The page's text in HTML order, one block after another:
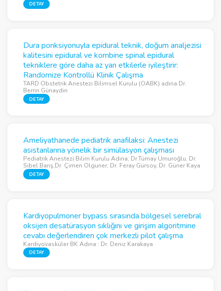
DETAY
Dura ponksiyonuyla epidural teknik, doğum analjezisi
kalitesini epidural ve kombine spinal epidural
tekniklere göre daha az yan etkilerle iyileştirir:
Randomize Kontrollü Klinik Çalışma
TARD Obstetrik Anestezi Bilimsel Kurulu (OABK) adına Dr.
Berrin Günaydın
DETAY
Ameliyathanede pediatrik anafilaksi: Anestezi
asistanlarına yönelik bir simülasyon çalışması
Pediatrik Anestezi Bilim Kurulu Adına; Dr.Tümay Umuroğlu, Dr.
Sibel Barış,Dr. Çimen Olguner, Dr. Feray Gürsoy, Dr. Güner Kaya
DETAY
Kardiyopulmoner bypass sırasında bölgesel serebral
oksijen desatürasyon sıklığını ve girişim algoritmine
cevabı değerlendiren çok merkezli pilot çalışma
Kardiyovasküler BK Adına : Dr. Deniz Karakaya
DETAY